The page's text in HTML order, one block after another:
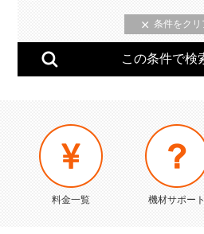
料金一覧 機材サポート